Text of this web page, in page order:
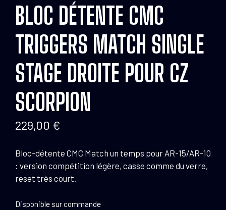
BLOC DÉTENTE CMC
TRIGGERS MATCH SINGLE
STAGE DROITE POUR CZ
SCORPION
229,00 €
Bloc-détente CMC Match un temps pour AR-15/AR-10
: version compétition légère, casse comme du verre,
reset très court.
Disponible sur commande